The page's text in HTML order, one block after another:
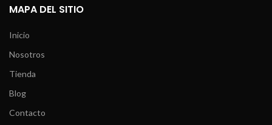
MAPA DEL SITIO
Inicio
Nosotros
Tienda
Blog
Contacto